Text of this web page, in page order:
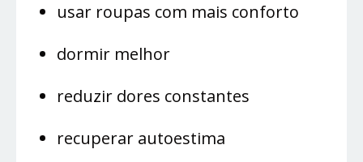
usar roupas com mais conforto
dormir melhor
reduzir dores constantes
recuperar autoestima